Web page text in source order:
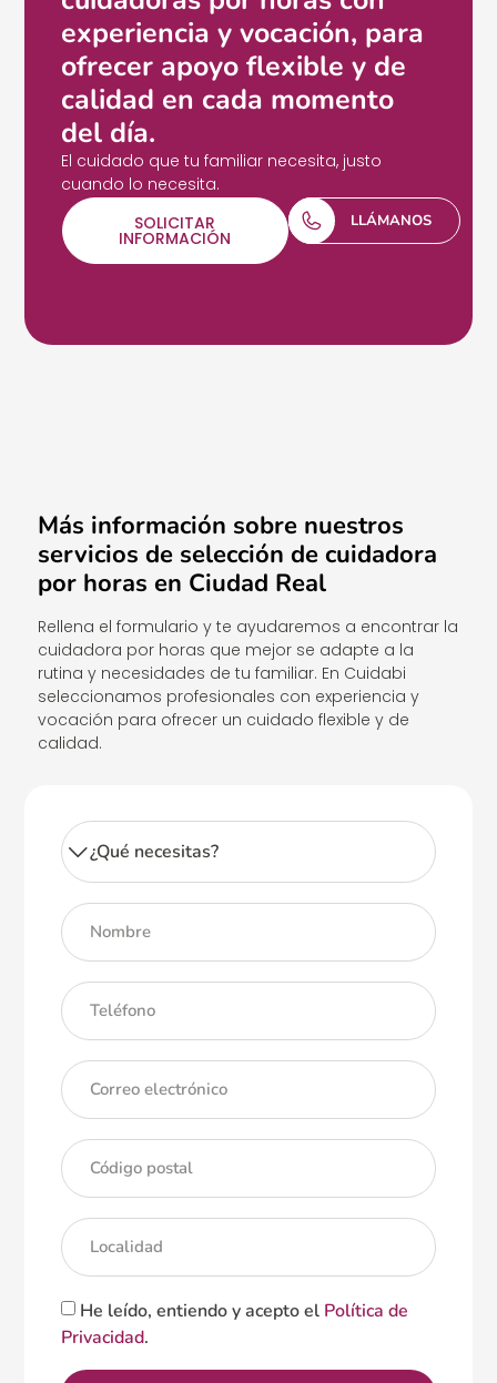
experiencia y vocación, para
ofrecer apoyo flexible y de
calidad en cada momento
del día.
El cuidado que tu familiar necesita, justo
cuando lo necesita.
SOLICITAR
INFORMACIÓN
LLÁMANOS
Más información sobre nuestros
servicios de selección de cuidadora
por horas en Ciudad Real
Rellena el formulario y te ayudaremos a encontrar la
cuidadora por horas que mejor se adapte a la
rutina y necesidades de tu familiar. En Cuidabi
seleccionamos profesionales con experiencia y
vocación para ofrecer un cuidado flexible y de
calidad.
He leído, entiendo y acepto el Política de
Privacidad.